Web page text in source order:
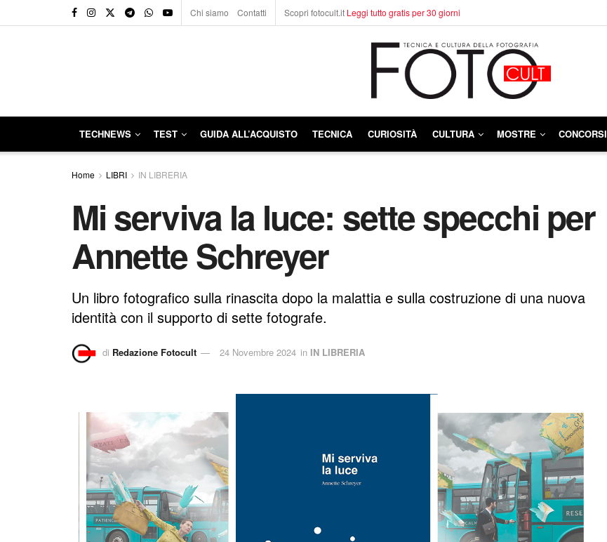
Chi siamo Contatti Scopri fotocult.it Leggi tutto gratis per 30 giorni
TECHNEWS TEST GUIDA ALL’ACQUISTO TECNICA CURIOSITÀ CULTURA MOSTRE CONCORSI
Home LIBRI IN LIBRERIA
Mi serviva la luce: sette specchi per
Annette Schreyer
Un libro fotografico sulla rinascita dopo la malattia e sulla costruzione di una nuova
identità con il supporto di sette fotografe.
di Redazione Fotocult 24 Novembre 2024 in IN LIBRERIA